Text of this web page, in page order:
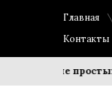
Главная
Контакты
простых